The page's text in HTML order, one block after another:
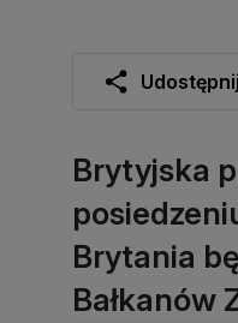
Udostępnij
Brytyjska
Brytania
Bałkanów